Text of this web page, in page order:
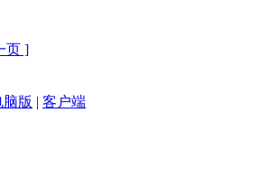
页 ]
脑版 | 客户端